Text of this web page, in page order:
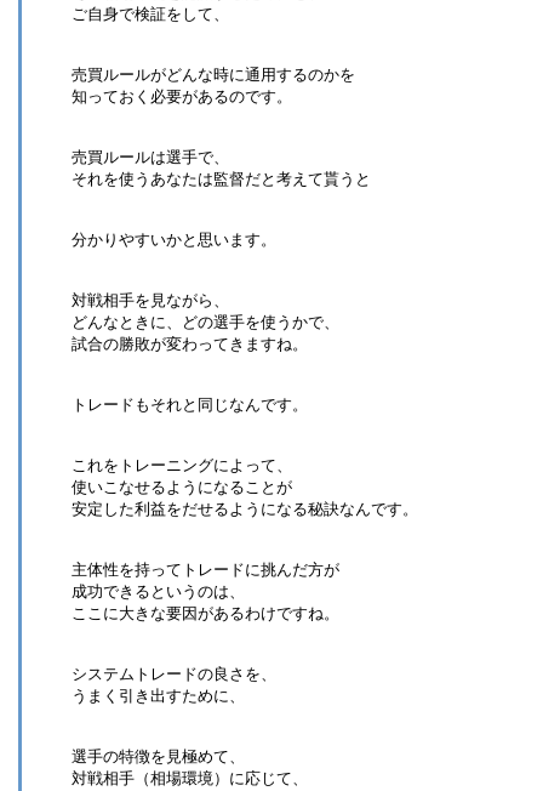
ご自身で検証をして、
売買ルールがどんな時に通用するのかを
知っておく必要があるのです。
売買ルールは選手で、
それを使うあなたは監督だと考えて貰うと
分かりやすいかと思います。
対戦相手を見ながら、
どんなときに、どの選手を使うかで、
試合の勝敗が変わってきますね。
トレードもそれと同じなんです。
これをトレーニングによって、
使いこなせるようになることが
安定した利益をだせるようになる秘訣なんです。
主体性を持ってトレードに挑んだ方が
成功できるというのは、
ここに大きな要因があるわけですね。
システムトレードの良さを、
うまく引き出すために、
選手の特徴を見極めて、
対戦相手（相場環境）に応じて、